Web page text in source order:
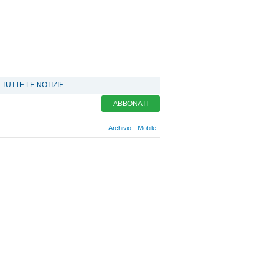
TUTTE LE NOTIZIE
ABBONATI
Archivio Mobile